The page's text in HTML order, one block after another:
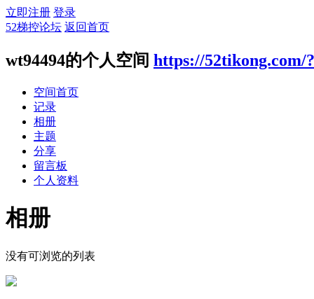
立即注册 登录
52梯控论坛 返回首页
wt94494的个人空间 https://52tikong.com/
空间首页
记录
相册
主题
分享
留言板
个人资料
相册
没有可浏览的列表